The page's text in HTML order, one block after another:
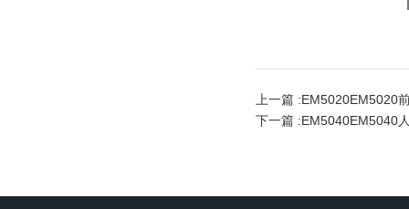
上一篇 :EM5020EM5020
下一篇 :EM5040EM5040